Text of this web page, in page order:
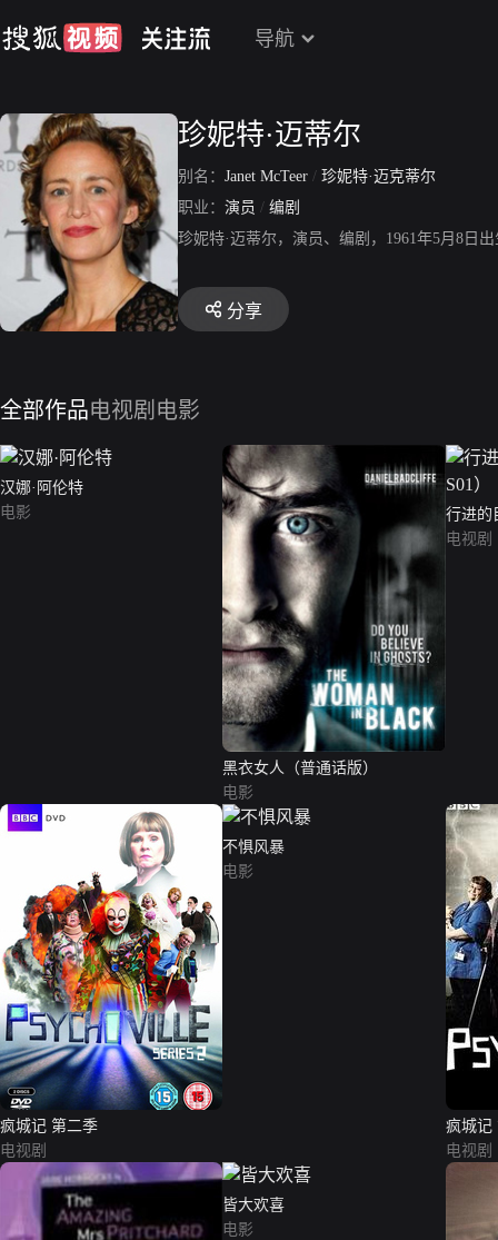
导航
珍妮特·迈蒂尔
别名： Janet McTeer / 珍妮特·迈克蒂尔
职业： 演员 / 编剧
珍妮特·迈蒂尔，演员、编剧，1961年5月8日
分享
全部作品电视剧 电影
汉娜·阿伦特
电影
黑衣女人（普通话版）
电影
行进的
电视剧
疯城记 第二季
电视剧
不惧风暴
电影
疯城记
电视剧
皆大欢喜
电影